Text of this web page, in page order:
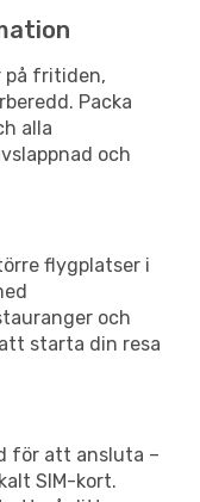
på fritiden,
Packa
alla
och
flygplatser i
och
starta din resa
för att ansluta –
SIM-kort.